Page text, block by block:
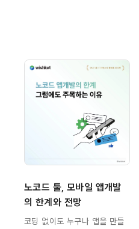
노코드 툴, 모바일 앱개발
의 한계와 전망
코딩 없이도 누구나 앱을 만들